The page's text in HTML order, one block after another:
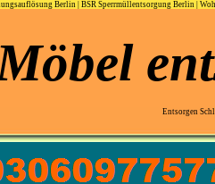
Berlin BSR Sperrmüllentsorgung Berlin
Entsorgen